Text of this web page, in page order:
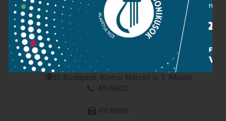
NEMZETI
FILHARMONIKUSOK
1095 Budapest, Komor Marcell u. 1. (Müpa)
411-6600
411-6699